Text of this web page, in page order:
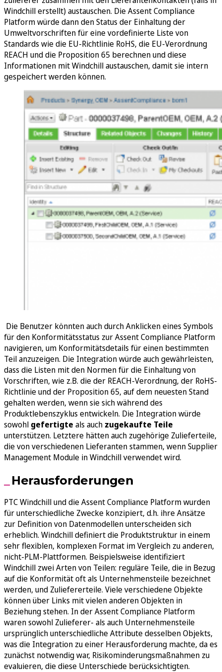
Windchill erstellt) austauschen. Die Assent Compliance
Platform würde dann den Status der Einhaltung der
Umweltvorschriften für eine vordefinierte Liste von
Standards wie die EU-Richtlinie RoHS, die EU-Verordnung
REACH und die Proposition 65 berechnen und diese
Informationen mit Windchill austauschen, damit sie intern
gespeichert werden können.
Die Benutzer könnten auch durch Anklicken eines Symbols
für den Konformitätsstatus zur Assent Compliance Platform
navigieren, um Konformitätsdetails für einen bestimmten
Teil anzuzeigen. Die Integration würde auch gewährleisten,
dass die Listen mit den Normen für die Einhaltung von
Vorschriften, wie z.B. die der REACH-Verordnung, der RoHS-
Richtlinie und der Proposition 65, auf dem neuesten Stand
gehalten werden, wenn sie sich während des
Produktlebenszyklus entwickeln. Die Integration würde
sowohl gefertigte als auch zugekaufte Teile
unterstützen. Letztere hätten auch zugehörige Zulieferteile,
die von verschiedenen Lieferanten stammen, wenn Supplier
Management Module in Windchill verwendet wird.
Herausforderungen
PTC Windchill und die Assent Compliance Platform wurden
für unterschiedliche Zwecke konzipiert, d.h. ihre Ansätze
zur Definition von Datenmodellen unterscheiden sich
erheblich. Windchill definiert die Produktstruktur in einem
sehr flexiblen, komplexen Format im Vergleich zu anderen,
nicht-PLM-Plattformen. Beispielsweise identifiziert
Windchill zwei Arten von Teilen: reguläre Teile, die in Bezug
auf die Konformität oft als Unternehmensteile bezeichnet
werden, und Zuliefererteile. Viele verschiedene Objekte
können über Links mit vielen anderen Objekten in
Beziehung stehen. In der Assent Compliance Platform
waren sowohl Zulieferer- als auch Unternehmensteile
ursprünglich unterschiedliche Attribute desselben Objekts,
was die Integration zu einer Herausforderung machte, da es
zunächst notwendig war, Risikominderungsmaßnahmen zu
evaluieren, die diese Unterschiede berücksichtigten.